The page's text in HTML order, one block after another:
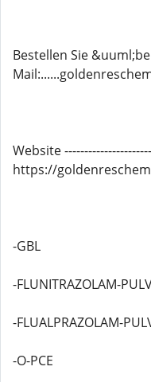
Bestellen Sie
Website ----------------------
https://
-GBL
-FLUNITRAZOLAM-
-FLUALPRAZOLAM-
-O-PCE